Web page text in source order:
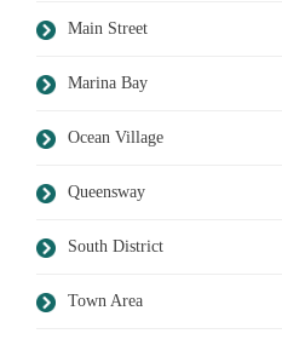
Main Street
Marina Bay
Ocean Village
Queensway
South District
Town Area